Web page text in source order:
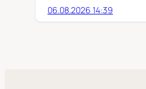
06.08.2026 14:39